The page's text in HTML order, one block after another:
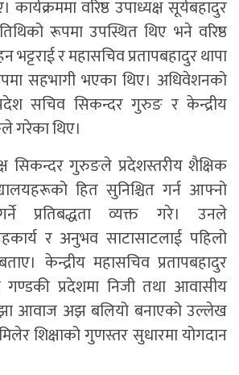
वरिष्ठ उपाध्यक्ष सूर्यबहादुर
रूपमा उपस्थित थिए भने वरिष्ठ
भट्टराई र महासचिव प्रतापबहादुर थापा
सहभागी भएका थिए। अधिवेशनको
सचिव सिकन्दर गुरुङ र केन्द्रीय
गरेका थिए।
सिकन्दर गुरुङले प्रदेशस्तरीय शैक्षिक
हित सुनिश्चित गर्न आफ्नो
प्रतिबद्धता व्यक्त गरे। उनले
र अनुभव साटासाटलाई पहिलो
केन्द्रीय महासचिव प्रतापबहादुर
प्रदेशमा निजी तथा आवासीय
आवाज अझ बलियो बनाएको उल्लेख
शिक्षाको गुणस्तर सुधारमा योगदान